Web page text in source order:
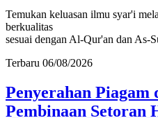
Temukan keluasan ilmu syar'i
berkualitas
Penyerahan Piagam